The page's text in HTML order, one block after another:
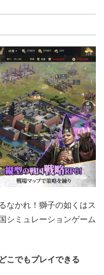
なかれ！獅子の如くはス
シミュレーションゲーム
こでもプレイできる